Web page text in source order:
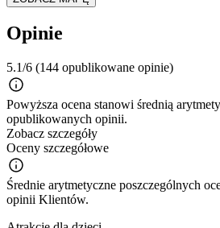
Opinie
5.1/6 (144 opublikowane opinie)
Powyższa ocena stanowi średnią
opublikowanych opinii.
Zobacz szczegóły
Oceny szczegółowe
Średnie arytmetyczne poszczególnych
opinii Klientów.